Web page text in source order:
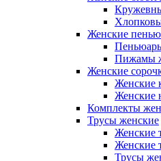
Женские
Пижамы
Женские
Женские
Женские
Комплекты
Трусы женские
Женские
Женские
Трусы